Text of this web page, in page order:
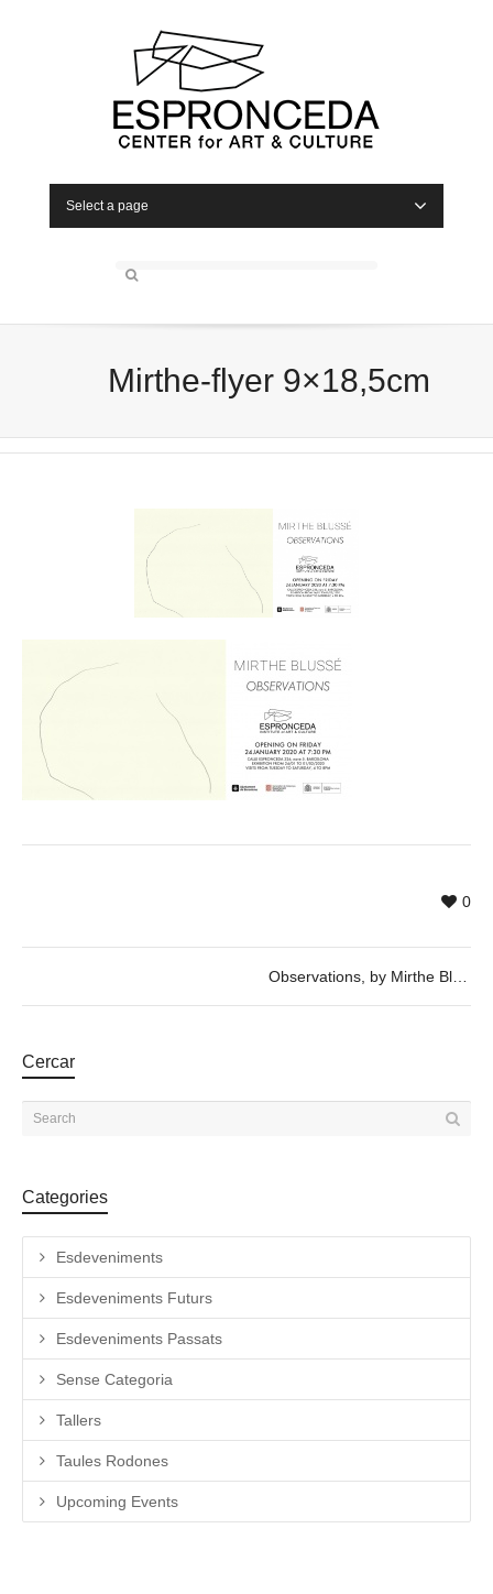
Select a page
Mirthe-flyer 9×18,5cm
0
Cercar
Categories
Esdeveniments
Esdeveniments Futurs
Esdeveniments Passats
Sense Categoria
Tallers
Taules Rodones
Upcoming Events